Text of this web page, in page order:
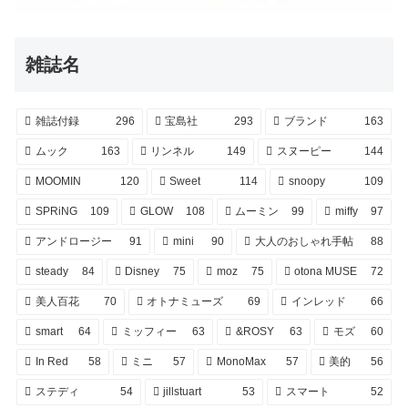
雑誌名
雑誌付録 296 宝島社 293 ブランド 163
ムック 163 リンネル 149 スヌーピー 144
MOOMIN 120 Sweet 114 snoopy 109
SPRiNG 109 GLOW 108 ムーミン 99 miffy 97
アンドロージー 91 mini 90 大人のおしゃれ手帖 88
steady 84 Disney 75 moz 75 otona MUSE 72
美人百花 70 オトナミューズ 69 インレッド 66
smart 64 ミッフィー 63 &ROSY 63 モズ 60
In Red 58 ミニ 57 MonoMax 57 美的 56
ステディ 54 jillstuart 53 スマート 52